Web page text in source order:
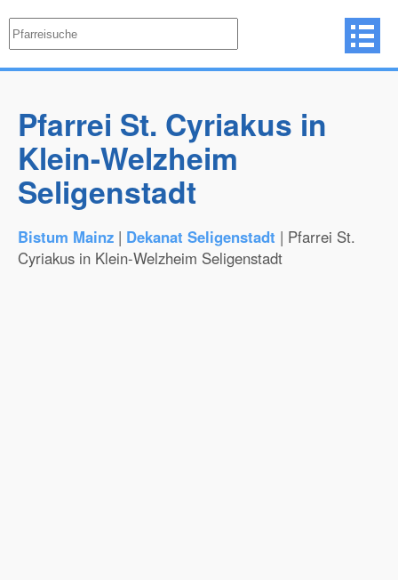
Pfarrei St. Cyriakus in
Klein-Welzheim
Seligenstadt
Bistum Mainz | Dekanat Seligenstadt | Pfarrei St.
Cyriakus in Klein-Welzheim Seligenstadt